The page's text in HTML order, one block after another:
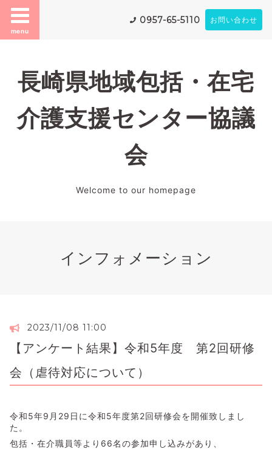
menu
0957-65-5110 お問い合わせ
長崎県地域包括・在宅
介護支援センター協議
会
Welcome to our homepage
インフォメーション
2023/11/08 11:00
【アンケート結果】令和5年度 第2回研修
会（虐待対応について）
令和5年9月29日に令和5年度第2回研修会を開催致しまし
た。
包括・在介職員等より66名の参加申し込みがあり、